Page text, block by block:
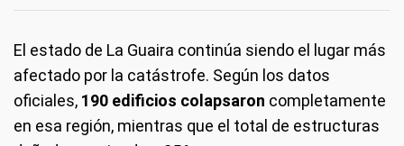
El estado de La Guaira continúa siendo el lugar más
afectado por la catástrofe. Según los datos
oficiales, 190 edificios colapsaron completamente
en esa región, mientras que el total de estructuras